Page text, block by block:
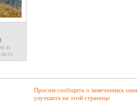
Просим сообщить о замеченных
улучшить на этой странице